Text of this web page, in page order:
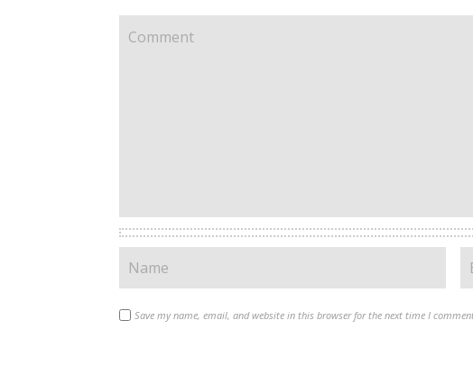
Save my name, email, and website in this browser for the next time I